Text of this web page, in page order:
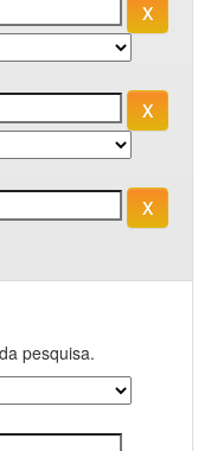
pesquisa.